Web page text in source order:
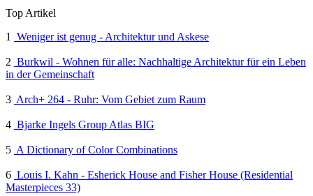
Top Artikel
1
Weniger ist genug - Architektur und Askese
2 Burkwil - Wohnen für alle: Nachhaltige Architektur für ein Leben
in der Gemeinschaft
3 Arch+ 264 - Ruhr: Vom Gebiet zum Raum
4 Bjarke Ingels Group Atlas BIG
5 A Dictionary of Color Combinations
6 Louis I. Kahn - Esherick House and Fisher House (Residential
Masterpieces 33)